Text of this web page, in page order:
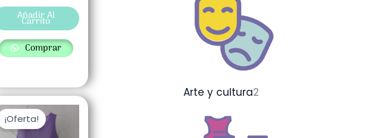
Añadir Al
Carrito
Comprar
¡Oferta!
precio
original
Arte y cultura2